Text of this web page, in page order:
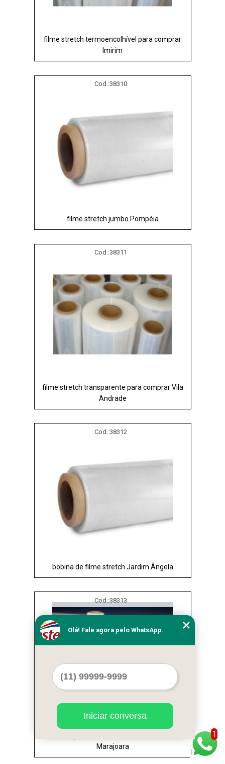
filme stretch termoencolhível para comprar
Imirim
Cod.:38310
filme stretch jumbo Pompéia
Cod.:38311
filme stretch transparente para comprar Vila
Andrade
Cod.:38312
bobina de filme stretch Jardim Ângela
Cod.:38313
Marajoara
1
Olá! Fale agora pelo WhatsApp.
Iniciar conversa